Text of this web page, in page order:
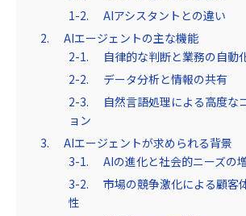
AIアシスタントとの違い
AIエージェントの主な機能
自律的な判断と業務の自動
データ分析と情報の共有
自然言語処理による高度な
ョン
AIエージェントが求められる背景
AIの進化と社会的ニーズの
市場の競争激化による顧客
性